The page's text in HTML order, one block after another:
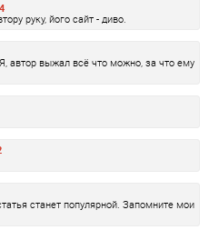
руку, його сайт - диво.
автор выжал всё что можно, за что ему
станет популярной. Запомните мои